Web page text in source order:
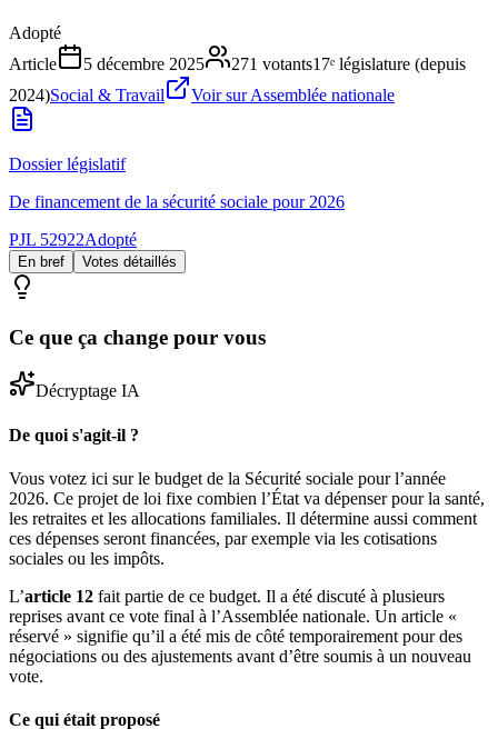
Adopté
Article
5 décembre 2025 271 votants17ᵉ législature (depuis
2024)Social & Travail Voir sur Assemblée nationale
Dossier législatif
De financement de la sécurité sociale pour 2026
PJL 52922Adopté
En bref Votes détaillés
Ce que ça change pour vous
Décryptage IA
De quoi s'agit-il ?
Vous votez ici sur le budget de la Sécurité sociale pour l’année
2026. Ce projet de loi fixe combien l’État va dépenser pour la santé,
les retraites et les allocations familiales. Il détermine aussi comment
ces dépenses seront financées, par exemple via les cotisations
sociales ou les impôts.
L’article 12 fait partie de ce budget. Il a été discuté à plusieurs
reprises avant ce vote final à l’Assemblée nationale. Un article «
réservé » signifie qu’il a été mis de côté temporairement pour des
négociations ou des ajustements avant d’être soumis à un nouveau
vote.
Ce qui était proposé